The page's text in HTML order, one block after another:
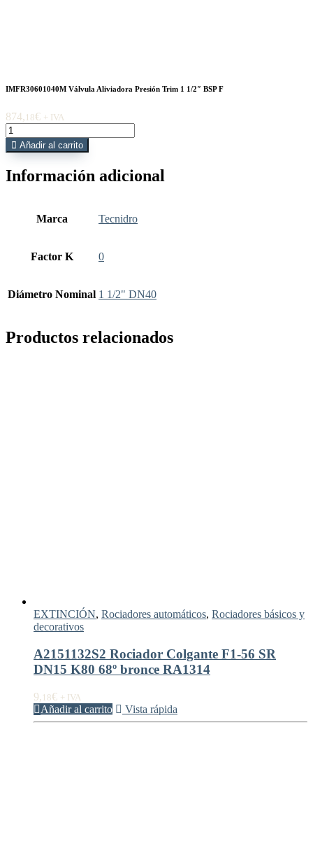
IMFR30601040M Válvula Aliviadora Presión Trim 1 1/2″ BSP F
874, 18€ + IVA
IMFR30601040M
Válvula
Aliviadora
Trim
Añadir al carrito
Información adicional
Marca Tecnidro
Factor K 0
Diámetro Nominal 1 1/2" DN40
Productos relacionados
EXTINCIÓN, Rociadores automáticos, Rociadores básicos y
decorativos
A2151132S2 Rociador Colgante F1-56 SR
DN15 K80 68º bronce RA1314
9, 18€ + IVA
Añadir al carrito Vista rápida